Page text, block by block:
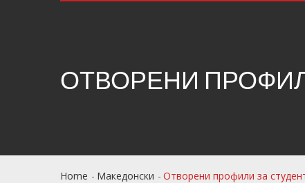
ОТВОРЕНИ
Home Македонски Отворени профили за